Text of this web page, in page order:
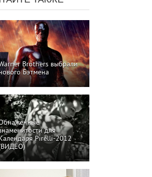
Brothers выбрали
Бэтмена
для
Pirelli-2012